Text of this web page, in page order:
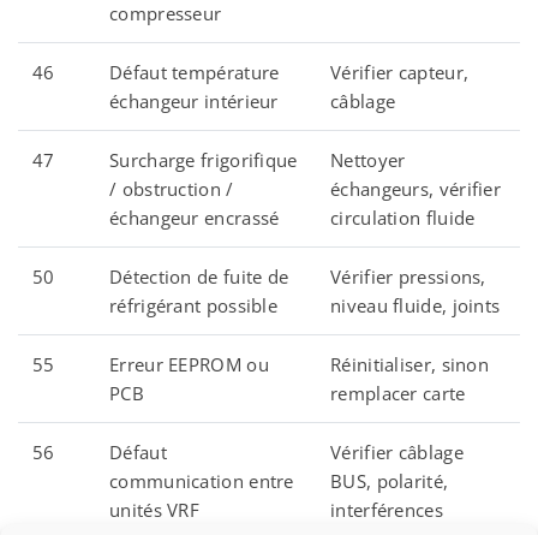
compresseur
46
Défaut température
échangeur intérieur
Vérifier capteur,
câblage
47
Surcharge frigorifique
/ obstruction /
échangeur encrassé
Nettoyer
échangeurs, vérifier
circulation fluide
50
Détection de fuite de
réfrigérant possible
Vérifier pressions,
niveau fluide, joints
55
Erreur EEPROM ou
PCB
Réinitialiser, sinon
remplacer carte
56
Défaut
communication entre
unités VRF
Vérifier câblage
BUS, polarité,
interférences